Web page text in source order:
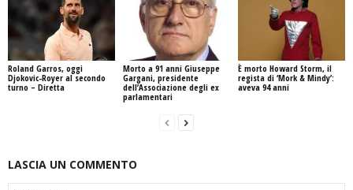
Roland Garros, oggi
Djokovic-Royer al secondo
turno – Diretta
Morto a 91 anni Giuseppe
Gargani, presidente
dell’Associazione degli ex
parlamentari
È morto Howard Storm, il
regista di ‘Mork & Mindy’:
aveva 94 anni
LASCIA UN COMMENTO